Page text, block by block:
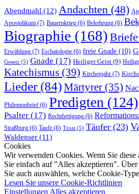
Abendmahl (12) Andachten (48)
Apostolikum (7) Bauernkrieg (6) Bekehrung (6)
Biographie (168) Briefe
Erwählung (7) Eschatologie (6) freie Gnade (10)
Gesetz (5) Gnade (17) Heiliger Geist (9)
Katechismus (39) Kirchenjahr (7)
Lieder(84)Märtyrer (35)
Philemonbrief (6) Predigten (124)
Psalter (17) Rechtfertigung (6)
Straßburg (6) Taufe (6) Trost (5) Täufer (23)
Waldenser (11)
Cookies
Wir verwenden Cookies. Wenn Sie
Sie einfach auf "Alles akzeptieren".
Sie auch auswählen, welche Cookie-
Lesen Sie unsere Cookie-Richtlinien
Einstellungen Alles akzeptieren